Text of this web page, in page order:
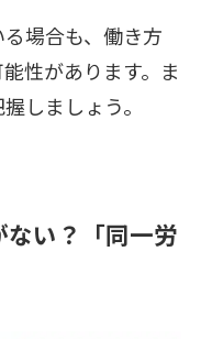
る場合も、働き方
性があります。ま
しましょう。
い？「同一労